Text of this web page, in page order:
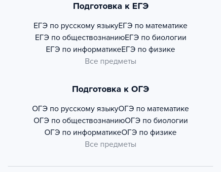
Подготовка к ЕГЭ
ЕГЭ по русскому языкуЕГЭ по математике
ЕГЭ по обществознаниюЕГЭ по биологии
ЕГЭ по информатикеЕГЭ по физике
Все предметы
Подготовка к ОГЭ
ОГЭ по русскому языкуОГЭ по математике
ОГЭ по обществознаниюОГЭ по биологии
ОГЭ по информатикеОГЭ по физике
Все предметы